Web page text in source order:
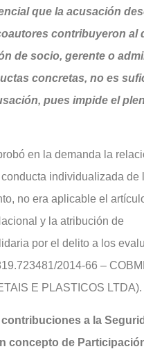
que la acusación
contribuyeron al
de socio, gerente o
concretas, no es
pues impide el
en la demanda la
individualizada de
no era aplicable el
y la atribución de
por el delito a los
2014-66 –
E PLASTICOS LTDA).
a la
concepto de